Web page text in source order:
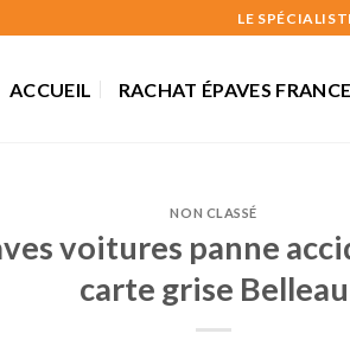
LE
ACCUEIL RACHAT ÉPAVES FRANCE
NON CLASSÉ
voitures panne
carte grise Belleau